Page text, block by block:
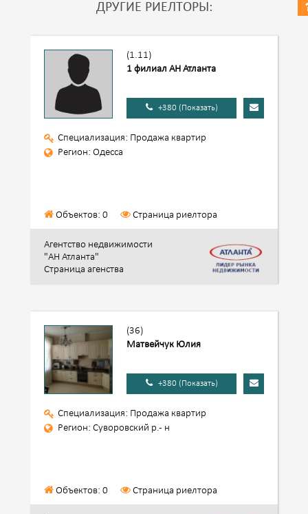
ДРУГИЕ РИЕЛТОРЫ:
(1.11)
1 филиал АН Атланта
+380 (Показать)
Специализация: Продажа квартир
Регион: Одесса
Объектов: 0 Страница риелтора
Агентство недвижимости
"АН Атланта"
Страница агенства
(36)
Матвейчук Юлия
+380 (Показать)
Специализация: Продажа квартир
Регион: Суворовский р.- н
Объектов: 0 Страница риелтора